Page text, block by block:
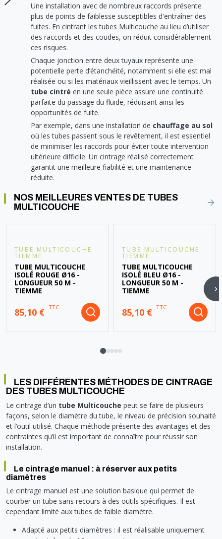
Une installation avec de nombreux raccords présente
plus de points de faiblesse susceptibles d'entraîner des
fuites. En cintrant les tubes Multicouche au lieu d’utiliser
des raccords et des coudes, on réduit considérablement
ces risques.
Chaque jonction entre deux tuyaux représente une
potentielle perte d’étanchéité, notamment si elle est mal
réalisée ou si les matériaux vieillissent avec le temps. Un
tube cintré en une seule pièce assure une continuité
parfaite du passage du fluide, réduisant ainsi les
opportunités de fuite.
Par exemple, dans une installation de chauffage au sol
où les tubes passent sous le revêtement, il est essentiel
de minimiser les raccords pour éviter toute intervention
ultérieure difficile. Un cintrage réalisé correctement
garantit une meilleure fiabilité et une maintenance
réduite.
NOS MEILLEURES VENTES DE TUBES
MULTICOUCHE
TUBE MULTICOUCHE
TIEMME
TUBE MULTICOUCHE
ISOLÉ ROUGE Ø16 -
LONGUEUR 50 M -
TIEMME
85,10 € TTC
TUBE MULTICOUCHE
TIEMME
TUBE MULTICOUCHE
ISOLÉ BLEU Ø16 -
LONGUEUR 50 M -
TIEMME
85,10 € TTC
LES DIFFÉRENTES MÉTHODES DE CINTRAGE
DES TUBES MULTICOUCHE
Le cintrage d’un tube Multicouche peut se faire de plusieurs
façons, selon le diamètre du tube, le niveau de précision souhaité
et l’outil utilisé. Chaque méthode présente des avantages et des
contraintes qu’il est important de connaître pour réussir son
installation.
Le cintrage manuel : à réserver aux petits
diamètres
Le cintrage manuel est une solution basique qui permet de
courber un tube sans recours à des outils spécifiques. Il est
cependant limité aux tubes de faible diamètre.
Adapté aux petits diamètres : il est réalisable uniquement